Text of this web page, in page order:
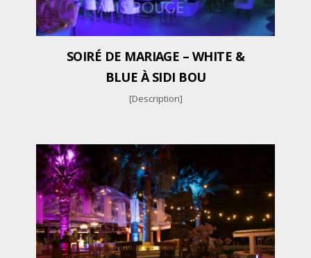
SOIRÉ DE MARIAGE – WHITE &
BLUE À SIDI BOU
[Description]